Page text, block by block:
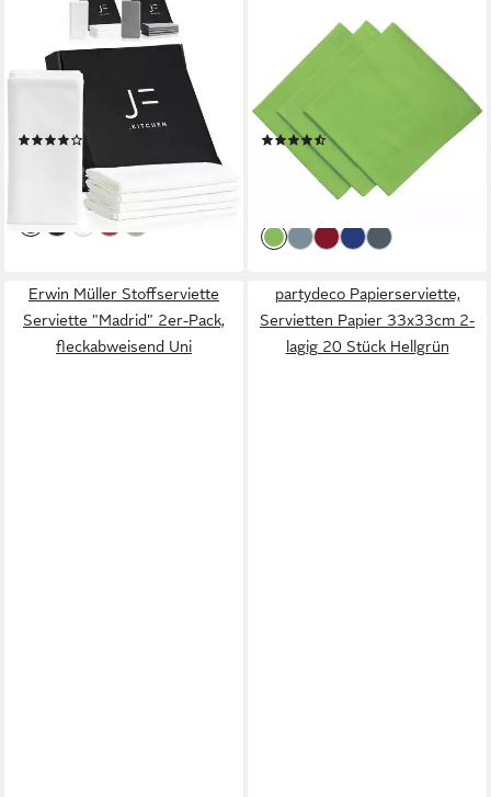
Stoffserviette 12
Stoffservietten mit
Faltanleitung aus extra
hochwertiger Baumwolle, (12
St)
(2,49 €/ 1 Stk)
lieferbar - in 4-5 Werktagen bei dir
Stoffserviette Mundtuch, 45 x
45 cm, (Vorteils-Set, 3 St),
100 % Baumwolle, Damast,
Rundherum eingesäumt
(2)
ab 10,99 € UVP
Erwin Müller Stoffserviette
Serviette "Madrid" 2er-Pack,
fleckabweisend Uni
partydeco Papierserviette,
Servietten Papier 33x33cm 2-
lagig 20 Stück Hellgrün